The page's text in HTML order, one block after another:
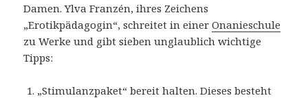
Damen. Ylva Franzén, ihres Zeichens
„Erotikpädagogin“, schreitet in einerOnanieschule
zu Werke und gibt sieben unglaublich wichtige
Tipps:
„Stimulanzpaket“ bereit halten. Dieses besteht